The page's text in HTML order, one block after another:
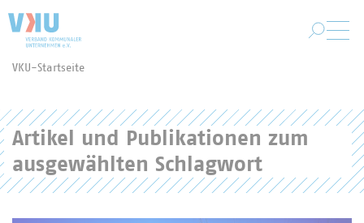
VKU-Startseite
Artikel und Publikationen zum
ausgewählten Schlagwort